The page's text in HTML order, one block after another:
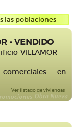
las poblaciones
- VENDIDO
VILLAMOR
en
Ver listado de viviendas